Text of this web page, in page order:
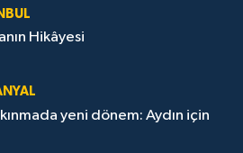
Hikâyesi
yeni dönem: Aydın için